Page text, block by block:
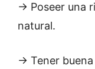
→ Poseer una
natural.
→ Tener